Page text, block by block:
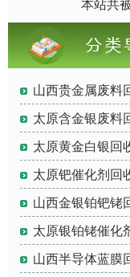
本站共
山西贵金属废料
太原含金银废料
太原黄金白银回
太原钯催化剂回
山西金银铂钯铑
太原银铂铑催化
山西半导体蓝膜